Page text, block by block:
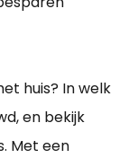
huis? In welk
en bekijk
Met een